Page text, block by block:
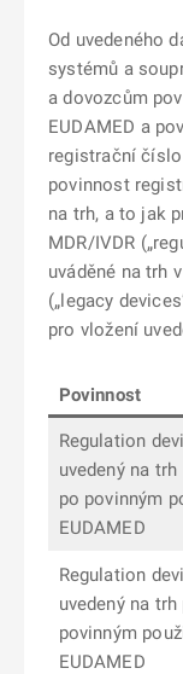
Od uvedeného
systémů a
a dovozcům
EUDAMED a
registrační
povinnost
na trh, a to jak
MDR/IVDR
uváděné na trh
(„legacy
pro vložení
Povinnost
Regulation
uvedený na trh
po povinným
EUDAMED
Regulation
uvedený na trh
povinným
EUDAMED